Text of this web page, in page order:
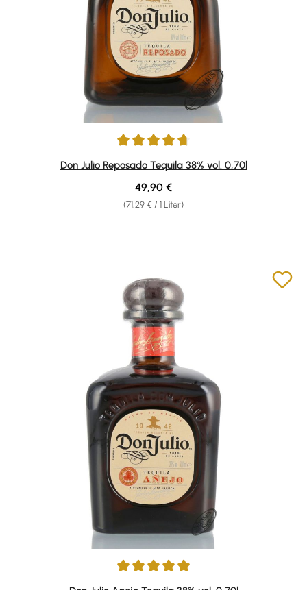
Durchschnittliche Bewertung von 4.76 von 5 Sternen
Don Julio Reposado Tequila 38% vol. 0,70l
(71,29 € / 1 Liter)
Regulärer Preis:
49,90 €
Durchschnittliche Bewertung von 4.91 von 5 Sternen